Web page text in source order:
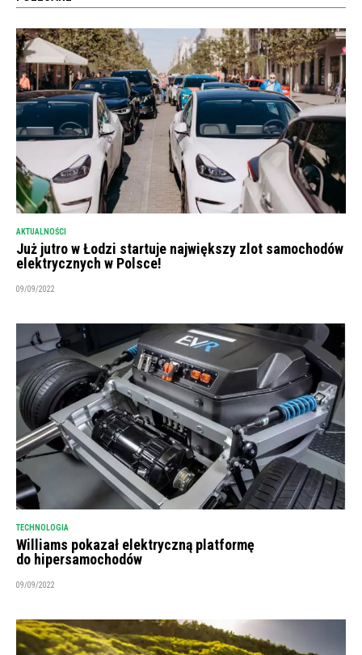
AKTUALNOŚCI
Już jutro w Łodzi startuje największy zlot samochodów
elektrycznych w Polsce!
09/09/2022
TECHNOLOGIA
Williams pokazał elektryczną platformę
do hipersamochodów
09/09/2022